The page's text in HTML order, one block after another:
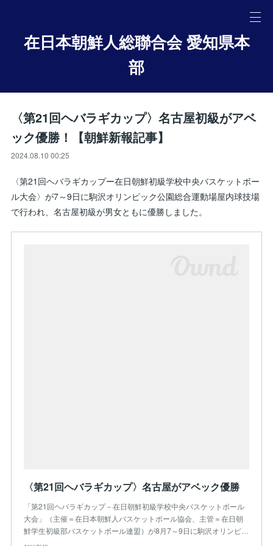
在日本朝鮮人総聯合会 愛知県本
部
〈第21回ヘバラギカップ〉名古屋初級がアベ
ック優勝！【朝鮮新報記事】
2024.08.10 00:25
〈第21回ヘバラギカップー在日朝鮮初級学校中央バスケットボー
ル大会〉が7～9日に駒沢オリンピック公園総合運動場屋内球技場
で行われ、名古屋初級が男女ともに優勝しました。
〈第21回ヘバラギカップ〉名古屋がアベック優勝
「第21回ヘバラギカップ－在日朝鮮初級学校中央バスケットボール
大会」（主催＝在日本朝鮮人バスケットボール協会、主管＝在日朝
鮮学生初級部バスケットボール連盟）が8月7～9日に駒沢オリンピ…